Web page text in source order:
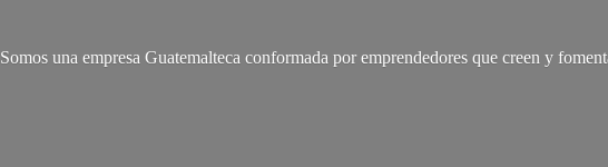
Somos una empresa Guatemalteca conformada por emprendedores que creen y